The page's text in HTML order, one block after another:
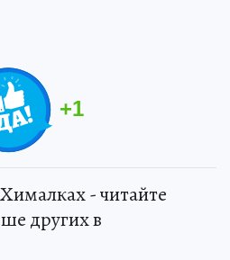
+1
- читайте
других в